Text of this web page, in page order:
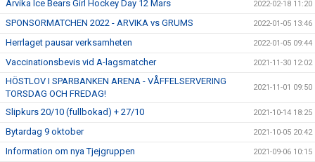
Arvika Ice Bears Girl Hockey Day 12 Mars 2022-02-18 11:20
SPONSORMATCHEN 2022 - ARVIKA vs GRUMS 2022-01-05 13:46
Herrlaget pausar verksamheten 2022-01-05 09:44
Vaccinationsbevis vid A-lagsmatcher 2021-11-30 12:02
HÖSTLOV I SPARBANKEN ARENA - VÅFFELSERVERING
TORSDAG OCH FREDAG!
2021-11-01 09:50
Slipkurs 20/10 (fullbokad) + 27/10 2021-10-14 18:25
Bytardag 9 oktober 2021-10-05 20:42
Information om nya Tjejgruppen 2021-09-06 10:15